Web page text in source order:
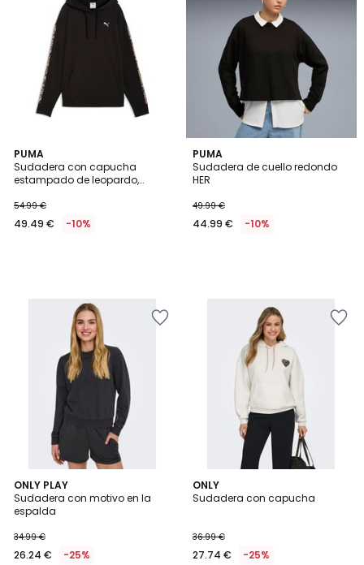
PUMA
Sudadera con capucha
estampado de leopardo,
54.99 €
49.49 € -10%
PUMA
Sudadera de cuello redondo
HER
49.99 €
44.99 € -10%
ONLY PLAY
Sudadera con motivo en la
espalda
34.99 €
26.24 € -25%
5
/
5
ONLY
Sudadera con capucha
36.99 €
27.74 € -25%
2
Colores